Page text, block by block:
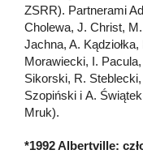
ZSRR). Partnerami
Cholewa, J. Christ,
Jachna, A.
Morawiecki, I.
Sikorski, R.
Szopiński i A.
Mruk).
*1992 Albertville: